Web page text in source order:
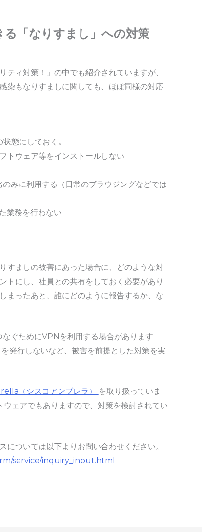
「なりすまし」への対策
ティ対策！」の中でも紹介されていますが、
染もなりすましに関しても、ほぼ同様の対応
態にしておく。
トウェア等をインストールしない
みに利用する（日常のブラウジングなどでは
業務を行わない
すましの被害にあった場合に、どのような対
トにし、社員との共有をしておく必要があり
まったあと、誰にどのように報告するか、な
ぐためにVPNを利用する場合があります
発行しないなど、被害を前提とした対策を実
（シスコアンブレラ）
を取り扱っていま
ェアでもありますので、対策を検討されてい
については以下よりお問い合わせください。
service/inquiry_input.html